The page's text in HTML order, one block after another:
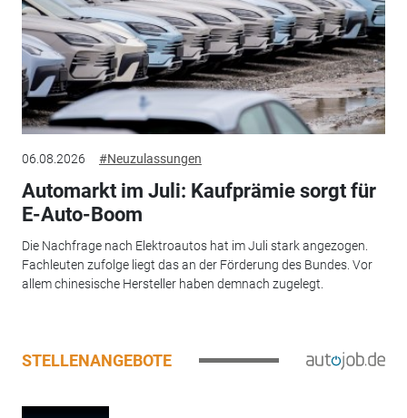
06.08.2026 #Neuzulassungen
Automarkt im Juli: Kaufprämie sorgt für
E-Auto-Boom
Die Nachfrage nach Elektroautos hat im Juli stark angezogen.
Fachleuten zufolge liegt das an der Förderung des Bundes. Vor
allem chinesische Hersteller haben demnach zugelegt.
STELLENANGEBOTE